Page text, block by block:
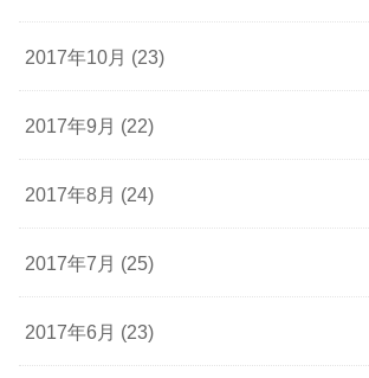
2017年10月 (23)
2017年9月 (22)
2017年8月 (24)
2017年7月 (25)
2017年6月 (23)